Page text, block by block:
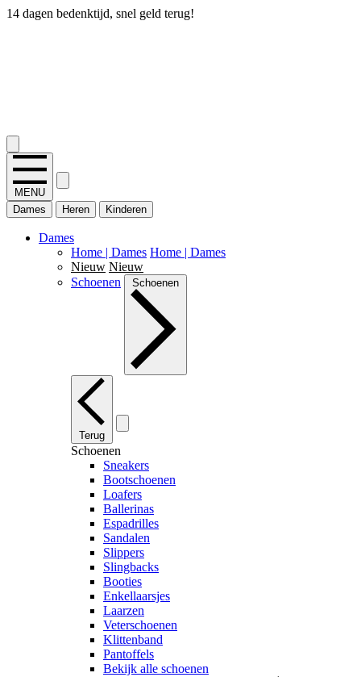
14 dagen bedenktijd, snel geld terug!
MENU
Dames
Heren Kinderen
Dames
Home | Dames Home | Dames
Nieuw Nieuw
Schoenen
Schoenen
Terug
Schoenen
Sneakers
Bootschoenen
Loafers
Ballerinas
Espadrilles
Sandalen
Slippers
Slingbacks
Booties
Enkellaarsjes
Laarzen
Veterschoenen
Klittenband
Pantoffels
Bekijk alle schoenen